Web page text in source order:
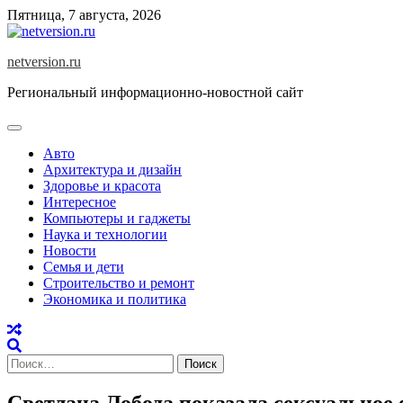
Skip
to
Пятница, 7 августа, 2026
netversion.ru
Региональный информационно-новостной сайт
Авто
Архитектура и дизайн
Здоровье и красота
Интересное
Компьютеры и гаджеты
Наука и технологии
Новости
Семья и дети
Строительство и ремонт
Экономика и политика
Найти: